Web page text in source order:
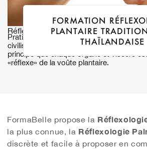
Réflexologies
FORMATION
PLANTAIRE
THAÏLANDAISE
Pratiqué depuis des millénaires par de
civilisations. Cette technique de massage
principe que chaque organe et viscère
«réflexe» de la voûte plantaire.
FormaBelle propose la
la plus connue, la Réflexologie
discrète et facile à proposer en